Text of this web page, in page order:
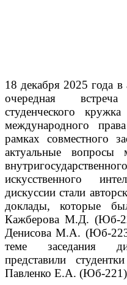
18 декабря 2025 года
очередная
студенческого
международного
рамках совместного
актуальные вопросы
искусственного
дискуссии стали
доклады, которые
Кажберова М.Д. (Юб-
Денисова М.А. (Юб-
теме заседания
представили
Павленко Е.А. (Юб-